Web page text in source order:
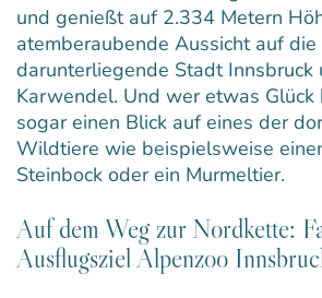
und genießt auf 2.334 Metern
atemberaubende Aussicht auf die
darunterliegende Stadt Innsbruck
Karwendel. Und wer etwas Glück
sogar einen Blick auf eines der
Wildtiere wie beispielsweise
Steinbock oder ein Murmeltier.
Auf dem Weg zur Nordkette:
Ausflugsziel Alpenzoo